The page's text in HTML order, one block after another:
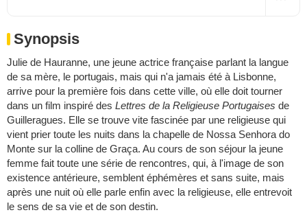
Synopsis
Julie de Hauranne, une jeune actrice française parlant la langue
de sa mère, le portugais, mais qui n'a jamais été à Lisbonne,
arrive pour la première fois dans cette ville, où elle doit tourner
dans un film inspiré des Lettres de la Religieuse Portugaises de
Guilleragues. Elle se trouve vite fascinée par une religieuse qui
vient prier toute les nuits dans la chapelle de Nossa Senhora do
Monte sur la colline de Graça. Au cours de son séjour la jeune
femme fait toute une série de rencontres, qui, à l'image de son
existence antérieure, semblent éphémères et sans suite, mais
après une nuit où elle parle enfin avec la religieuse, elle entrevoit
le sens de sa vie et de son destin.